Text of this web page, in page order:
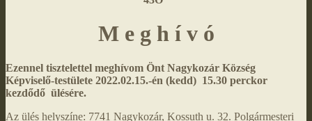
M e g h í v ó
Ezennel tisztelettel meghívom Önt Nagykozár Község
Képviselő-testülete 2022.02.15.-én (kedd) 15.30 perckor
kezdődő ülésére.
Az ülés helyszíne: 7741 Nagykozár, Kossuth u. 32. Polgármesteri